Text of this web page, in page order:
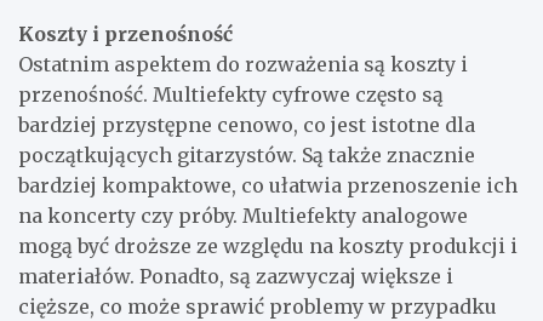
Koszty i przenośność
Ostatnim aspektem do rozważenia są koszty i
przenośność. Multiefekty cyfrowe często są
bardziej przystępne cenowo, co jest istotne dla
początkujących gitarzystów. Są także znacznie
bardziej kompaktowe, co ułatwia przenoszenie ich
na koncerty czy próby. Multiefekty analogowe
mogą być droższe ze względu na koszty produkcji i
materiałów. Ponadto, są zazwyczaj większe i
cięższe, co może sprawić problemy w przypadku